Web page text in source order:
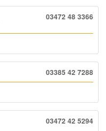
03472 48 3366
03385 42 7288
03472 42 5294